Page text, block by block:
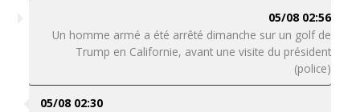
05/08 02:56
Un homme armé a été arrêté dimanche sur un golf de
Trump en Californie, avant une visite du président
(police)
05/08 02:30